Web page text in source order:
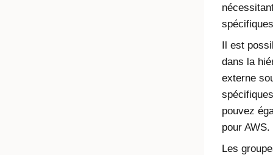
Il est
dans la
externe
pouvez
pour AWS.
Les